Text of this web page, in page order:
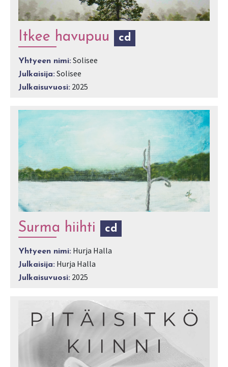
Itkee havupuu cd
Yhtyeen nimi: Solisee
Julkaisija: Solisee
Julkaisuvuosi: 2025
Surma hiihti cd
Yhtyeen nimi: Hurja Halla
Julkaisija: Hurja Halla
Julkaisuvuosi: 2025